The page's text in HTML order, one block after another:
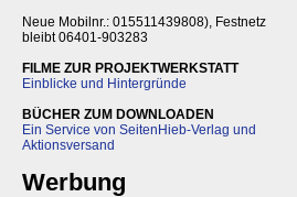
Neue Mobilnr.: 015511439808), Festnetz
bleibt 06401-903283
FILME ZUR PROJEKTWERKSTATT
Einblicke und Hintergründe
BÜCHER ZUM DOWNLOADEN
Ein Service von SeitenHieb-Verlag und
Aktionsversand
Werbung